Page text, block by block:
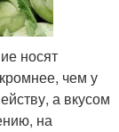
носят
чем у
а вкусом
на